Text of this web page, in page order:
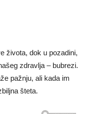
života, dok u pozadini,
zdravlja – bubrezi.
pažnju, ali kada im
šteta.